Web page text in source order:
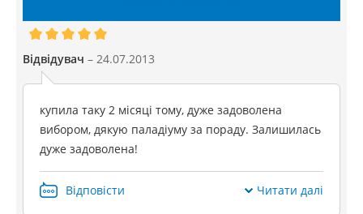
Відвідувач – 24.07.2013
купила таку 2 місяці тому, дуже задоволена
вибором, дякую паладіуму за пораду. Залишилась
дуже задоволена!
Відповісти Читати далі